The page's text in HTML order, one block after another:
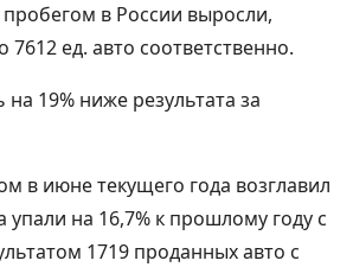
в России выросли,
ед. авто соответственно.
19% ниже результата за
в июне текущего года возглавил
на 16,7% к прошлому году с
1719 проданных авто с